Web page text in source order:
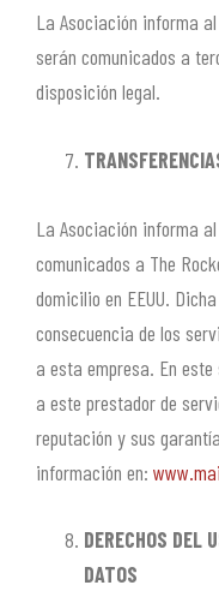
La Asociación informa
serán comunicados a
disposición legal.
La Asociación informa
comunicados a The
domicilio en EEUU.
consecuencia de los
a esta empresa. En
a este prestador de
reputación y sus
información en:
DERECHOS DEL
DATOS